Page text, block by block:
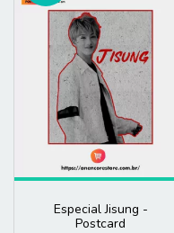
Especial Jisung -
Postcard